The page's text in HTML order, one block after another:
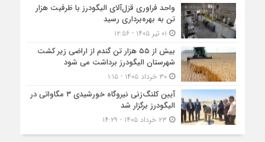
واحد فراوری قزل‌آلای الیگودرز با ظرفیت هزار
تن به بهره‌برداری رسید
بیش از ۵۵ هزار تن گندم از اراضی زیر کشت
شهرستان الیگودرز برداشت می شود
۳۰ خرداد ۱۴۰۵ - ۱:۱۵
آیین کلنگ‌زنی نیروگاه خورشیدی ۳ مگاواتی در
الیگودرز برگزار شد